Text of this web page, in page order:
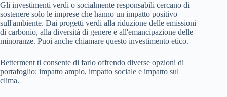
Gli investimenti verdi o socialmente responsabili cercano di
sostenere solo le imprese che hanno un impatto positivo
sull'ambiente. Dai progetti verdi alla riduzione delle emissioni
di carbonio, alla diversità di genere e all'emancipazione delle
minoranze. Puoi anche chiamare questo investimento etico.
Betterment ti consente di farlo offrendo diverse opzioni di
portafoglio: impatto ampio, impatto sociale e impatto sul
clima.